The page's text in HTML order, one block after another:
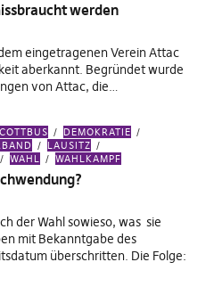
werden
eingetragenen Verein Attac
aberkannt. Begründet wurde
von Attac, die…
COTTBUS
DEMOKRATIE
LAUSITZ
WAHL WAHLKAMPF
der Wahl sowieso, was sie
mit Bekanntgabe des
überschritten. Die Folge: